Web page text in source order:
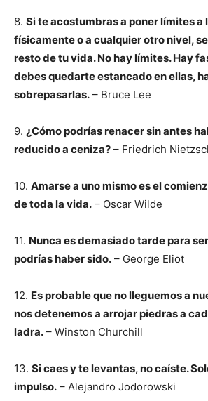
8. Si te acostumbras a poner límites a
físicamente o a cualquier otro nivel,
resto de tu vida. No hay límites. Hay
debes quedarte estancado en ellas,
sobrepasarlas. – Bruce Lee
9. ¿Cómo podrías renacer sin antes
reducido a ceniza? – Friedrich
10. Amarse a uno mismo es el
de toda la vida. – Oscar Wilde
11. Nunca es demasiado tarde para
podrías haber sido. – George Eliot
12. Es probable que no lleguemos a
nos detenemos a arrojar piedras a
ladra. – Winston Churchill
13. Si caes y te levantas, no caíste.
impulso. – Alejandro Jodorowski